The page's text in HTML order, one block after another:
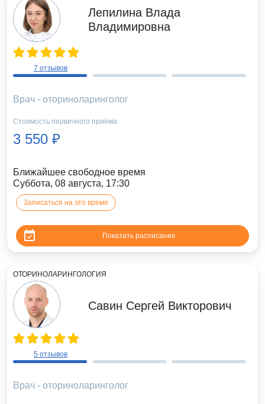
7 отзывов
Лепилина Влада
Владимировна
Врач - оториноларинголог
Стоимость первичного приёма
3 550 ₽
Ближайшее свободное время
Суббота, 08 августа, 17:30
Записаться на это время
Показать расписание
ОТОРИНОЛАРИНГОЛОГИЯ
5 отзывов
Савин Сергей Викторович
Врач - оториноларинголог